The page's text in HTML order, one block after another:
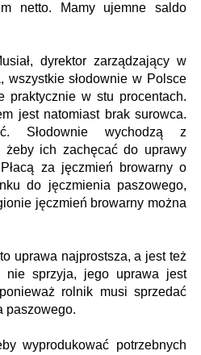
netto. Mamy ujemne saldo
dyrektor zarządzający w
wszystkie słodownie w Polsce
praktycznie w stu procentach.
jest natomiast brak surowca.
Słodownie wychodzą z
żeby ich zachęcać do uprawy
za jęczmień browarny o
do jęczmienia paszowego,
jęczmień browarny można
uprawa najprostsza, a jest też
nie sprzyja, jego uprawa jest
rolnik musi sprzedać
paszowego.
wyprodukować potrzebnych